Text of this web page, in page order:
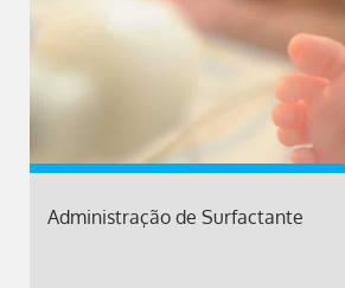
Administração de Surfactante